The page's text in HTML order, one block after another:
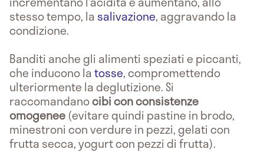
stesso tempo, la salivazione, aggravando la
condizione.
Banditi anche gli alimenti speziati e piccanti,
che inducono latosse, compromettendo
ulteriormente la deglutizione. Si
raccomandanocibi con consistenze
omogenee (evitare quindi pastine in brodo,
minestroni con verdure in pezzi, gelati con
frutta secca, yogurt con pezzi di frutta).